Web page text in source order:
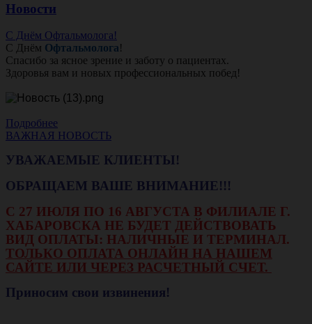
Новости
С Днём Офтальмолога!
С Днём Офтальмолога!
Спасибо за ясное зрение и заботу о пациентах.
Здоровья вам и новых профессиональных побед!
Подробнее
ВАЖНАЯ НОВОСТЬ
УВАЖАЕМЫЕ КЛИЕНТЫ!
ОБРАЩАЕМ ВАШЕ ВНИМАНИЕ!!!
С 27 ИЮЛЯ ПО 16 АВГУСТА В ФИЛИАЛЕ Г.
ХАБАРОВСКА НЕ БУДЕТ ДЕЙСТВОВАТЬ
ВИД ОПЛАТЫ: НАЛИЧНЫЕ И ТЕРМИНАЛ.
ТОЛЬКО ОПЛАТА ОНЛАЙН НА НАШЕМ
САЙТЕ ИЛИ ЧЕРЕЗ РАСЧЕТНЫЙ СЧЕТ.
Приносим свои извинения!